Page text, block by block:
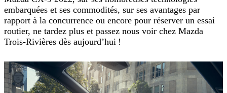
embarquées et ses commodités, sur ses avantages par
rapport à la concurrence ou encore pour réserver un essai
routier, ne tardez plus et passez nous voir chez Mazda
Trois-Rivières dès aujourd’hui !